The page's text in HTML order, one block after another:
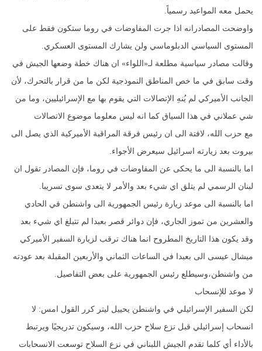
يحمل معه المواعيد رسمياً.
واوضحت المصادرانه اذا جرت المفاوضات في روما ستكون فقط على
المستوى السياسي الدبلوماسي ولن يشارك المستوى العسكري.
وقالت مصادر سياسية مطلعة لـ«اللواء» ان هناك خطة وضعها الجيش في
وقت سابق في ما خص المناطق النموذجية لكن ما من قرار بالتحرك، لأن
الجانب الأميركي لم يُنهِ الإتصالات التي يقوم بها مع الإسرائيليين، وما من
شي عملاني في هذا السياق كما انه ليس معلوما موضوع الاتصالات
مع حزب الله، لافتة الى ان رئيس فرقة المراقبة الأميركية الذي يصل الى
بيروت بعد زيارته اسرائيل سيعرض الأجواء.
اما بالنسبة الى ما يحكى عن المفاوضات في روما، فإن المصادر تقول ان
لبنان الرسمي لم يتلق اي شيء بعد والأمر لا يتعدى سوى تسريبا.
اما بالنسبة الى موعد زيارة رئيس الجمهورية الى واشنطن في الحادي
والعشرين من تموز الجاري، فإن دوائر قصر بعبدا لم تتبلغ اي شيء بعد
وقد يكون هذا التاريخ المطروح انما هناك ترقب لزيارة السفير الأميركي
ميشال عيسى الى بعبدا في الساعات الثماني والأربعين المقبلة بعد عودته
من واشنطن،وسيطلع رئيس الجمهورية على بعض التفاصيل.
لا موعد للإنسحاب
لكن السفير الإسرائيلي في واشنطن يحييل ليتر كرر القول امس: لا
انسحاب إسرائيلي قبل نزع سلاح حزب الله، وسيكون تدريجيًا ويرتبط
بالأداء أي كلما تقدم الجيش اللبناني في نزع السلاح توسعت الانسحابات